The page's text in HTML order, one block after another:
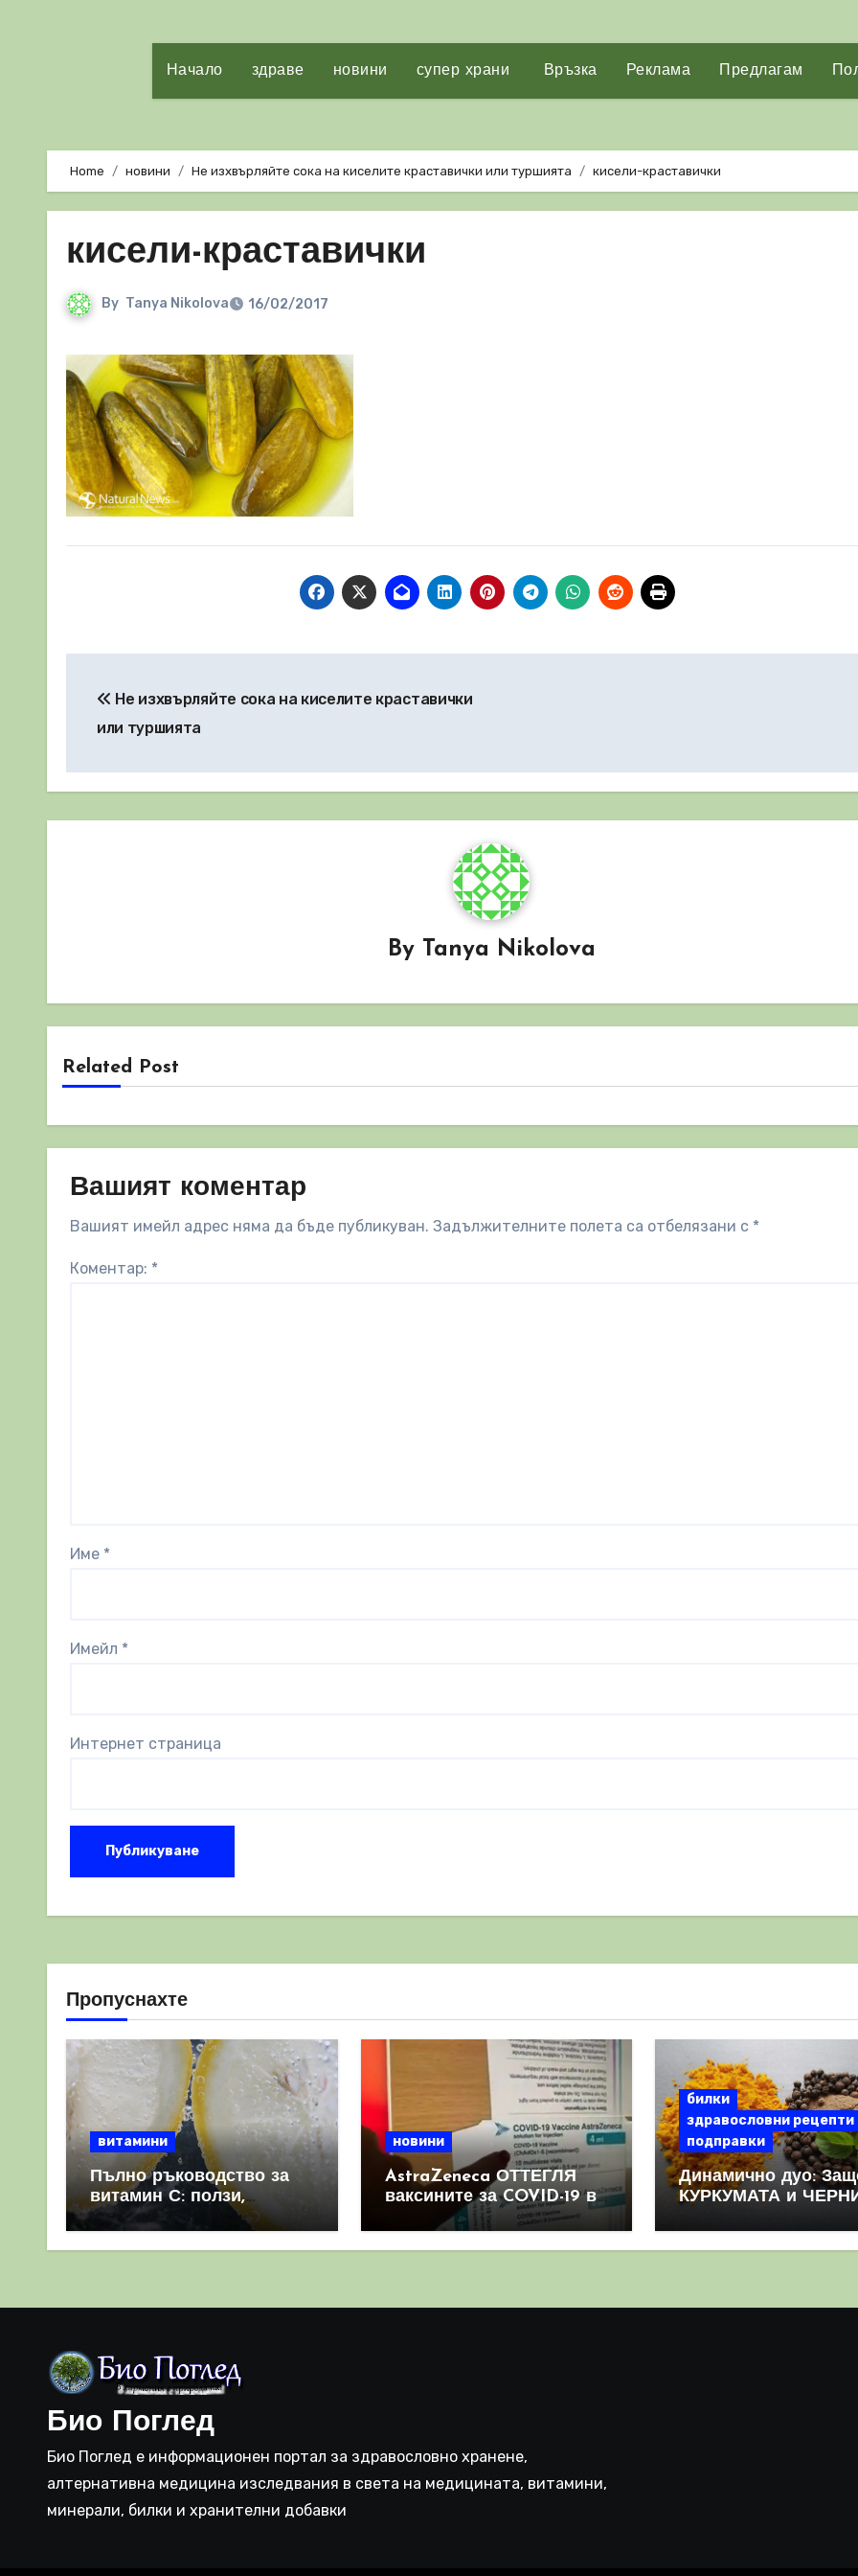
Начало здраве новини супер храни Връзка Реклама Предлагам
Home новини Не изхвърляйте сока на киселите краставички или туршията кисели-краставички
кисели-краставички
By Tanya Nikolova 16/02/2017
Не изхвърляйте сока на киселите краставички
или туршията
By Tanya Nikolova
Related Post
Вашият коментар
Вашият имейл адрес няма да бъде публикуван. Задължителните полета са отбелязани с *
Коментар: *
Име *
Имейл *
Интернет страница
Пропуснахте
витамини
Пълно ръководство за
витамин С: ползи,
източници и защо е
важен за имунната
новини
AstraZeneca ОТТЕГЛЯ
ваксините за COVID-19 в
световен мащаб, след
като призна, че те
билки
здравословни рецепти
подправки
Динамично дуо:
КУРКУМАТА и
комбинация
Био Поглед
Био Поглед е информационен портал за здравословно хранене,
алтернативна медицина изследвания в света на медицината, витамини,
минерали, билки и хранителни добавки